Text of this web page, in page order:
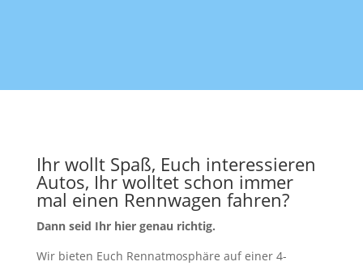
Ihr wollt Spaß, Euch interessieren
Autos, Ihr wolltet schon immer
mal einen Rennwagen fahren?
Dann seid Ihr hier genau richtig.
Wir bieten Euch Rennatmosphäre auf einer 4-